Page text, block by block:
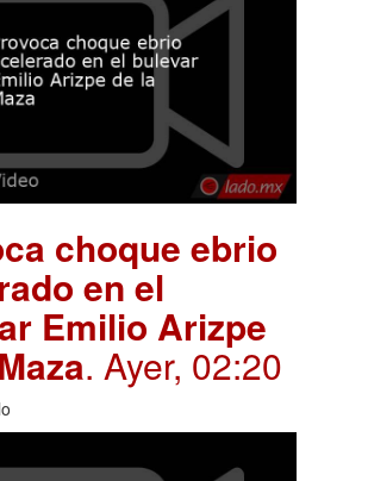
choque ebrio
en el
Emilio Arizpe
. Ayer, 02:20